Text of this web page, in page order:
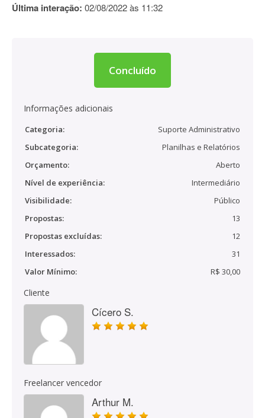
Última interação: 02/08/2022 às 11:32
Concluído
Informações adicionais
Categoria:
Suporte Administrativo
Subcategoria:
Planilhas e Relatórios
Orçamento:
Aberto
Nível de experiência:
Intermediário
Visibilidade:
Público
Propostas:
13
Propostas excluídas:
12
Interessados:
31
Valor Mínimo:
R$ 30,00
Cliente
Cícero S.
Freelancer vencedor
Arthur M.